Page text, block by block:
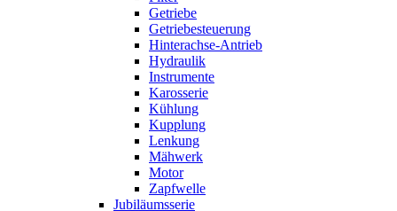
Getriebe
Getriebesteuerung
Hinterachse-Antrieb
Hydraulik
Instrumente
Karosserie
Kühlung
Kupplung
Lenkung
Mähwerk
Motor
Zapfwelle
Jubiläumsserie